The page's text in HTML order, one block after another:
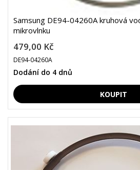
Samsung DE94-04260A kruhová
mikrovlnku
479,00 Kč
DE94-04260A
Dodání do 4 dnů